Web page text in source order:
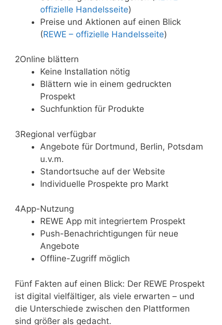
offizielle Handelsseite)
Preise und Aktionen auf einen Blick
(REWE – offizielle Handelsseite)
2Online blättern
Keine Installation nötig
Blättern wie in einem gedruckten
Prospekt
Suchfunktion für Produkte
3Regional verfügbar
Angebote für Dortmund, Berlin, Potsdam
u.v.m.
Standortsuche auf der Website
Individuelle Prospekte pro Markt
4App-Nutzung
REWE App mit integriertem Prospekt
Push-Benachrichtigungen für neue
Angebote
Offline-Zugriff möglich
Fünf Fakten auf einen Blick: Der REWE Prospekt
ist digital vielfältiger, als viele erwarten – und
die Unterschiede zwischen den Plattformen
sind größer als gedacht.